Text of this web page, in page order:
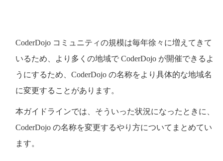
CoderDojo コミュニティの規模は毎年徐々に増えてきて
いるため、より多くの地域で CoderDojo が開催できるよ
うにするため、CoderDojo の名称をより具体的な地域名
に変更することがあります。
本ガイドラインでは、そういった状況になったときに、
CoderDojo の名称を変更するやり方についてまとめてい
ます。